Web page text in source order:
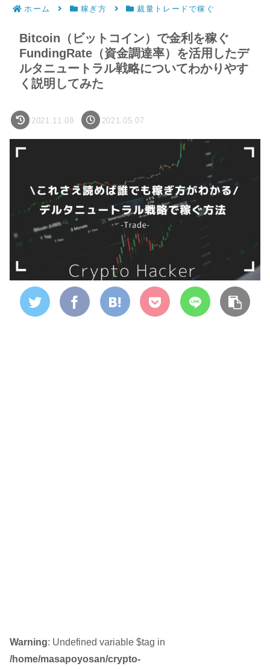
ホーム 稼ぎ方 裁量トレードで稼ぐ
Bitcoin（ビットコイン）で金利を稼ぐ
FundingRate（資金調達率）を活用したデ
ルタニュートラル戦略についてわかりやす
く説明してみた
2021.11.08 2021.05.07
Warning: Undefined variable $tag in
/home/masapoyosan/crypto-